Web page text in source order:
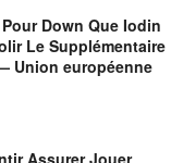
Down Que Iodin
Le Supplémentaire
Union européenne
Assurer Jouer